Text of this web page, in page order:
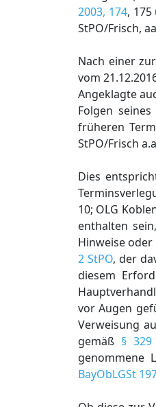
2003, 174, 175
StPO/Frisch,
Nach einer
vom
Angeklagte
Folgen
früheren
StPO/Frisch
Dies
10; OLG
enthalten
Hinweise
2 StPO, der
diesem
vor Augen
Verweisung
gemäß §
genommene
BayObLGSt